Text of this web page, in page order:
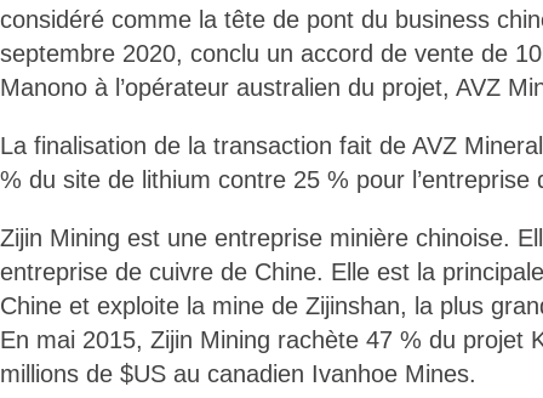
considéré comme la tête de pont du business
septembre 2020, conclu un accord de vente de
Manono à l’opérateur australien du projet, AVZ
La finalisation de la transaction fait de AVZ
% du site de lithium contre 25 % pour l’entreprise
Zijin Mining est une entreprise minière chinoise.
entreprise de cuivre de Chine. Elle est la
Chine et exploite la mine de Zijinshan, la plus
En mai 2015, Zijin Mining rachète 47 % du projet
millions de $US au canadien Ivanhoe Mines.